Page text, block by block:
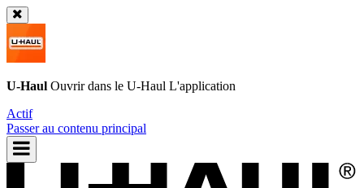
U-Haul Ouvrir dans le U-Haul L'application
Actif
Passer au contenu principal